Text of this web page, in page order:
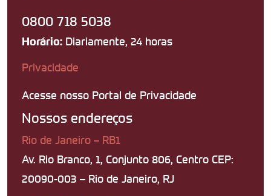
0800 718 5038
Horário: Diariamente, 24 horas
Privacidade
Acesse nosso Portal de Privacidade
Nossos endereços
Rio de Janeiro – RB1
Av. Rio Branco, 1, Conjunto 806, Centro CEP:
20090-003 – Rio de Janeiro, RJ